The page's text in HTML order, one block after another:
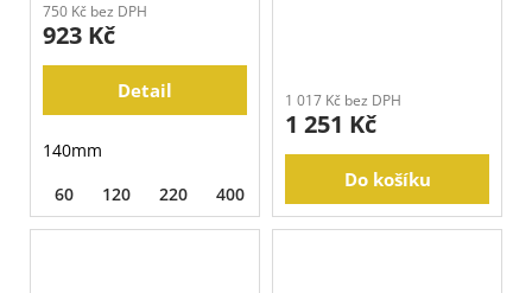
750 Kč bez DPH
923 Kč
Detail
140mm
60
120 220 400 1500 3000
1 017 Kč bez DPH
1 251 Kč
Do košíku